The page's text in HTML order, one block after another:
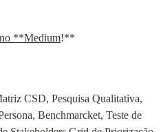
**Medium!**
CSD, Pesquisa Qualitativa,
Benchmarcket, Teste de